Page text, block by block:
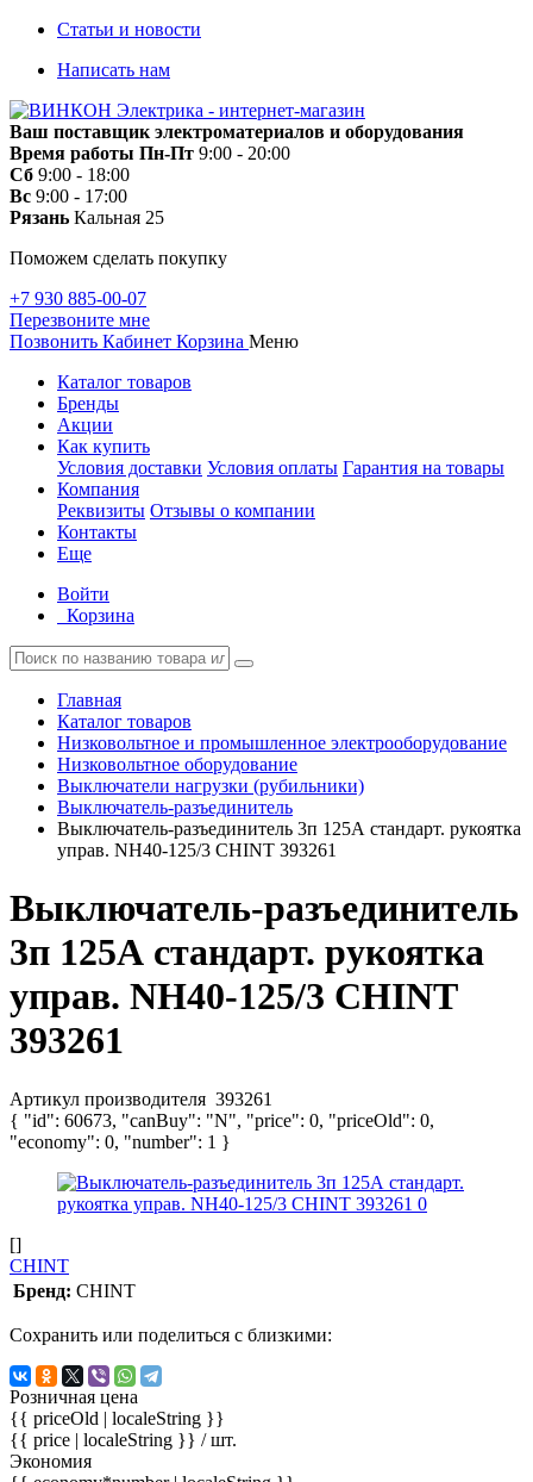
Статьи и новости
Написать нам
Ваш поставщик электроматериалов и оборудования
Время работы Пн-Пт 9:00 - 20:00
Сб 9:00 - 18:00
Вс 9:00 - 17:00
Рязань Кальная 25
Поможем сделать покупку
+7 930 885-00-07
Перезвоните мне
Позвонить Кабинет Корзина Меню
Каталог товаров
Бренды
Акции
Как купить
Условия доставки Условия оплаты Гарантия на товары
Компания
Реквизиты Отзывы о компании
Контакты
Еще
Войти
Корзина
Главная
Каталог товаров
Низковольтное и промышленное электрооборудование
Низковольтное оборудование
Выключатели нагрузки (рубильники)
Выключатель-разъединитель
Выключатель-разъединитель 3п 125А стандарт. рукоятка
управ. NH40-125/3 CHINT 393261
Выключатель-разъединитель
3п 125А стандарт. рукоятка
управ. NH40-125/3 CHINT
393261
Артикул производителя 393261
{ "id": 60673, "canBuy": "N", "price": 0, "priceOld": 0,
"economy": 0, "number": 1 }
[]
CHINT
Бренд: CHINT
Сохранить или поделиться с близкими:
Розничная цена
{{ priceOld | localeString }}
{{ price | localeString }} / шт.
Экономия